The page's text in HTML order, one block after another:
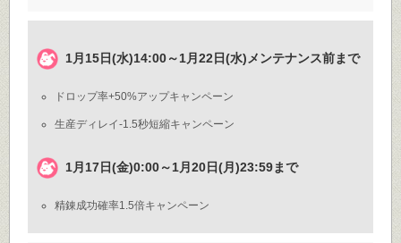
1月15日(水)14:00～1月22日(水)メンテナンス前まで
ドロップ率+50%アップキャンペーン
生産ディレイ-1.5秒短縮キャンペーン
1月17日(金)0:00～1月20日(月)23:59まで
精錬成功確率1.5倍キャンペーン